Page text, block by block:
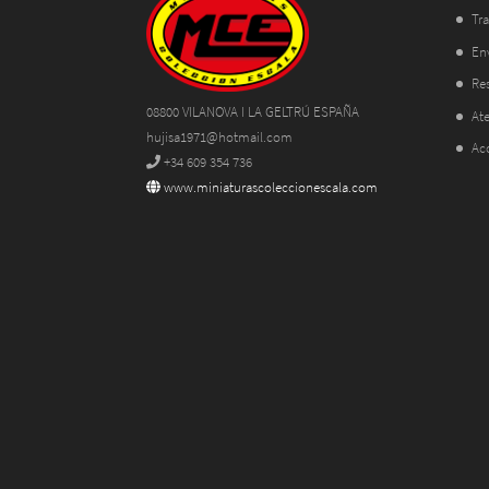
08800 VILANOVA I LA GELTRÚ ESPAÑA
hujisa1971@hotmail.com
+34 609 354 736
www.miniaturascoleccionescala.com